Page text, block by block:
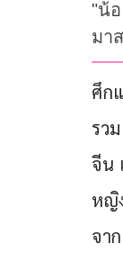
"น้
มา
ศึก
รว
จีน
หญิ
จา